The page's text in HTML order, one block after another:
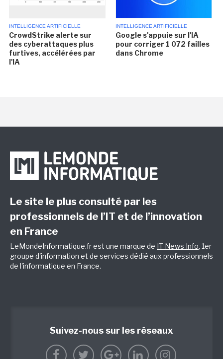
INTELLIGENCE ARTIFICIELLE
CrowdStrike alerte sur
des cyberattaques plus
furtives, accélérées par
l'IA
INTELLIGENCE ARTIFICIELLE
Google s'appuie sur l'IA
pour corriger 1 072 failles
dans Chrome
Le site le plus consulté par les
professionnels de l’IT et de l’innovation
en France
LeMondeInformatique.fr est une marque de IT News Info, 1er
groupe d'information et de services dédié aux professionnels
de l'informatique en France.
Suivez-nous sur les réseaux